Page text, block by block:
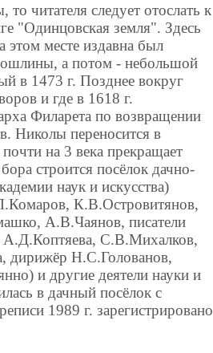
читателя следует отослать к
"Одинцовская земля". Здесь
этом месте издавна был
а потом - небольшой
в 1473 г. Позднее вокруг
и где в 1618 г.
Филарета по возвращении
Николы переносится в
на 3 века прекращает
строится посёлок дачно-
наук и искусства)
К.В.Островитянов,
А.В.Чаянов, писатели
С.В.Михалков,
дирижёр Н.С.Голованов,
и другие деятели науки и
в дачный посёлок с
1989 г. зарегистрировано